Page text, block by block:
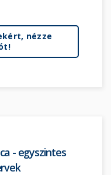
nézze
- egyszintes